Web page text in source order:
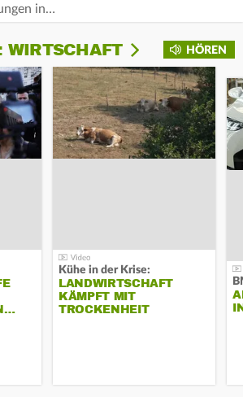
in…
HÖREN
WIRTSCHAFT
Kühe in der Krise:
LANDWIRTSCHAFT
KÄMPFT MIT
TROCKENHEIT